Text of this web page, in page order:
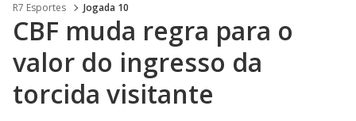
R7 Esportes Jogada 10
CBF muda regra para o
valor do ingresso da
torcida visitante